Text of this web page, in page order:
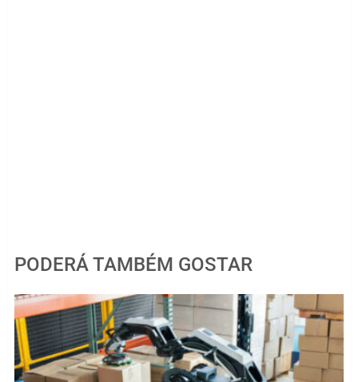
PODERÁ TAMBÉM GOSTAR